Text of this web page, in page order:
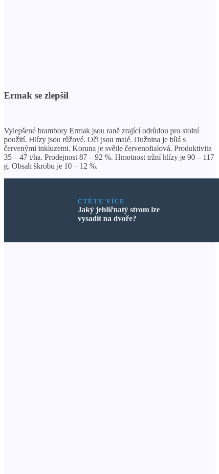
Ermak se zlepšil
Vylepšené brambory Ermak jsou raně zrající odrůdou pro stolní
použití. Hlízy jsou růžové. Oči jsou malé. Dužnina je bílá s
červenými inkluzemi. Koruna je světle červenofialová. Produktivita
35 – 47 t/ha. Prodejnost 87 – 92 %. Hmotnost tržní hlízy je 90 – 117
g. Obsah škrobu je 10 – 12 %.
ČTĚTE VÍCE
Jaký jehličnatý strom lze
vysadit na dvoře?